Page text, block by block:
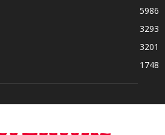
5986
3293
3201
1748